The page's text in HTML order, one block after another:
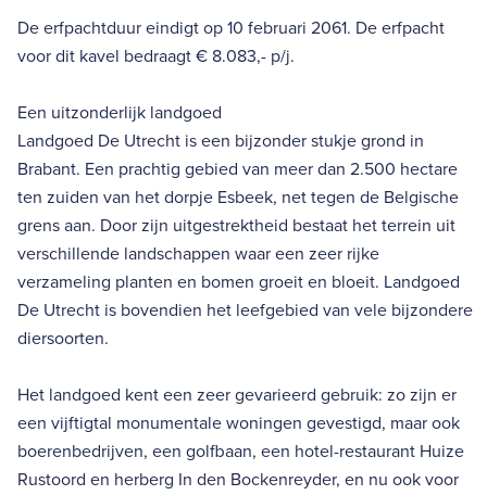
De erfpachtduur eindigt op 10 februari 2061. De erfpacht
voor dit kavel bedraagt € 8.083,- p/j.
Een uitzonderlijk landgoed
Landgoed De Utrecht is een bijzonder stukje grond in
Brabant. Een prachtig gebied van meer dan 2.500 hectare
ten zuiden van het dorpje Esbeek, net tegen de Belgische
grens aan. Door zijn uitgestrektheid bestaat het terrein uit
verschillende landschappen waar een zeer rijke
verzameling planten en bomen groeit en bloeit. Landgoed
De Utrecht is bovendien het leefgebied van vele bijzondere
diersoorten.
Het landgoed kent een zeer gevarieerd gebruik: zo zijn er
een vijftigtal monumentale woningen gevestigd, maar ook
boerenbedrijven, een golfbaan, een hotel-restaurant Huize
Rustoord en herberg In den Bockenreyder, en nu ook voor